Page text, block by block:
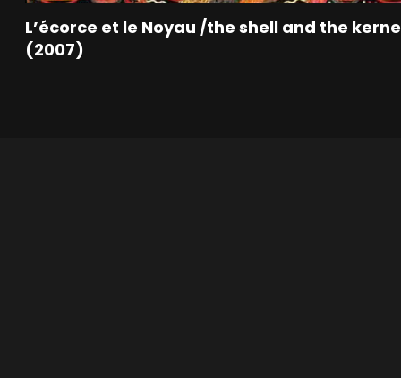
L’écorce et le Noyau /the shell and the
(2007)